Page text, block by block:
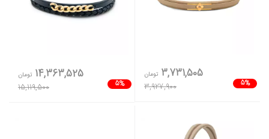
5%
3,731,505 تومان
3,927,900
5%
14,363,525 تومان
15,119,500